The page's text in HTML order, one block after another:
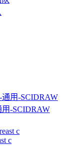
-SCIDRAW
c